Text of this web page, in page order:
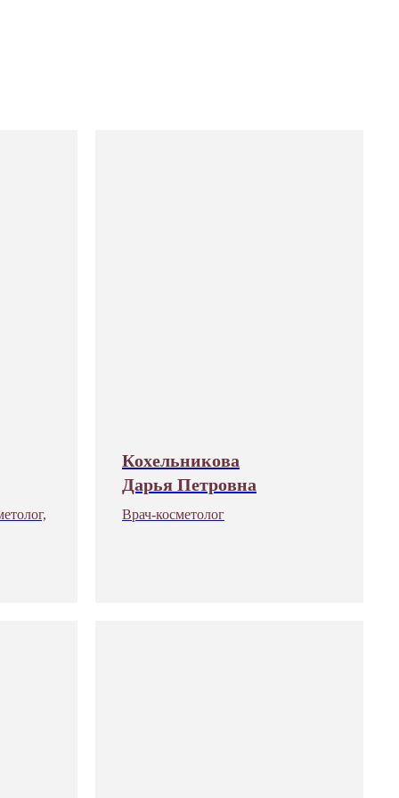
Кохельникова
Дарья Петровна
Врач-косметолог